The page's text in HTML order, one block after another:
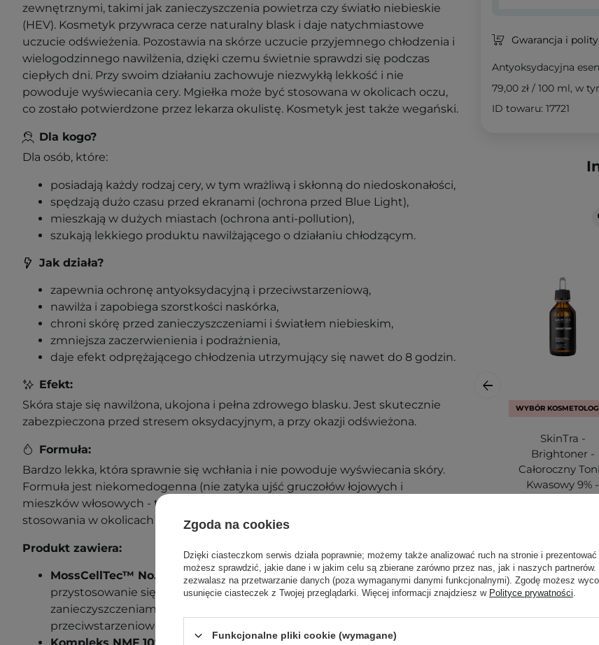
zewnętrznymi, takimi jak zanieczyszczenia powietrza czy światło niebieskie
(HEV). Kosmetyk przywraca cerze naturalny blask i daje natychmiastowe
uczucie odświeżenia. Pozostawia na skórze uczucie przyjemnego chłodzenia i
wielogodzinnego nawilżenia, dzięki czemu świetnie sprawdzi się podczas
ciepłych dni. Przy swoim działaniu zachowuje niezwykłą lekkość i nie
powoduje wyświecania cery. Mgiełka może być stosowana w okolicach oczu,
co zostało potwierdzone przez lekarza okulistę. Kosmetyk jest także wegański.
Dla kogo?
Dla osób, które:
posiadają każdy rodzaj cery, w tym wrażliwą i skłonną do niedoskonałości,
spędzają dużo czasu przed ekranami (ochrona przed Blue Light),
mieszkają w dużych miastach (ochrona anti-pollution),
szukają lekkiego produktu nawilżającego o działaniu chłodzącym.
Jak działa?
zapewnia ochronę antyoksydacyjną i przeciwstarzeniową,
nawilża i zapobiega szorstkości naskórka,
chroni skórę przed zanieczyszczeniami i światłem niebieskim,
zmniejsza zaczerwienienia i podrażnienia,
daje efekt odprężającego chłodzenia utrzymujący się nawet do 8 godzin.
Efekt:
Skóra staje się nawilżona, ukojona i pełna zdrowego blasku. Jest skutecznie
zabezpieczona przed stresem oksydacyjnym, a przy okazji odświeżona.
Formuła:
Bardzo lekka, która sprawnie się wchłania i nie powoduje wyświecania skóry.
Formuła jest niekomedogenna (nie zatyka ujść gruczołów łojowych i
mieszków włosowych - tak zwanych porów skóry) i jest bezpieczna do
stosowania w okolicach oczu.
Produkt zawiera:
MossCellTec™ No. 1 - 1%- składnik aktywny z mchu, umożliwia skórze
przystosowanie się do zmian środowiskowych związanych z
zanieczyszczeniami powietrza czy ekstremalnymi temperaturami
przeciwstarzeniowo, nawilżająco, zmniejsza zaczerwienienia,
Kompleks NMF 10%
połączenie wolnych aminokwasów, mocznika,
Gwarancja i
Antyoksydacyjna
79,00 zł / 100 ml, w
ID towaru: 17721
WYBÓR
SkinTra -
Brightoner -
Całoroczny
Kwasowy 9% -
62,00 zł
Zgoda na cookies
Dzięki ciasteczkom serwis działa poprawnie; możemy także analizować ruch na stronie i
możesz sprawdzić, jakie dane i w jakim celu są zbierane zarówno przez nas, jak i naszych
zezwalasz na przetwarzanie danych (poza wymaganymi danymi funkcjonalnymi). Zgodę możesz
usunięcie ciasteczek z Twojej przeglądarki. Więcej informacji znajdziesz w Polityce prywatności.
Funkcjonalne pliki cookie (wymagane)